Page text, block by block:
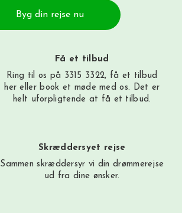
Byg din rejse nu
Få et tilbud
Ring til os på 3315 3322, få et tilbud
her eller book et møde med os. Det er
helt uforpligtende at få et tilbud.
Skræddersyet rejse
Sammen skræddersyr vi din drømmerejse
ud fra dine ønsker.